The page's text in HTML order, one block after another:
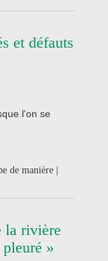
et défauts
l'on se
de manière |
la rivière
»